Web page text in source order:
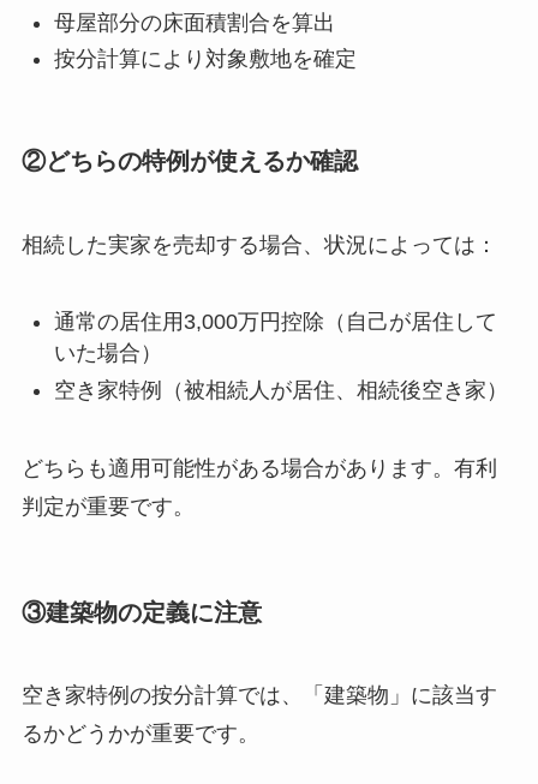
母屋部分の床面積割合を算出
按分計算により対象敷地を確定
②どちらの特例が使えるか確認
相続した実家を売却する場合、状況によっては：
通常の居住用3,000万円控除（自己が居住して
いた場合）
空き家特例（被相続人が居住、相続後空き家）
どちらも適用可能性がある場合があります。有利
判定が重要です。
③建築物の定義に注意
空き家特例の按分計算では、「建築物」に該当す
るかどうかが重要です。